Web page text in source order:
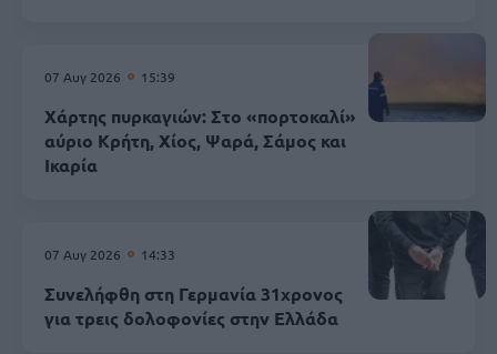
07 Αυγ 2026 15:39
Χάρτης πυρκαγιών: Στο «πορτοκαλί»
αύριο Κρήτη, Χίος, Ψαρά, Σάμος και
Ικαρία
07 Αυγ 2026 14:33
Συνελήφθη στη Γερμανία 31χρονος
για τρεις δολοφονίες στην Ελλάδα